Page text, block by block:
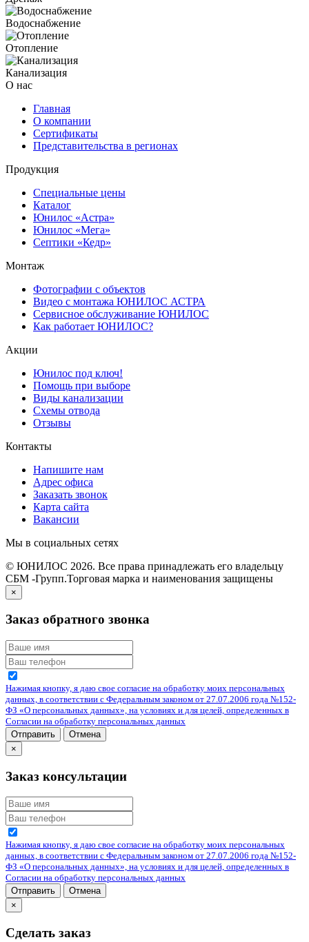
Водоснабжение
Отопление
Канализация
О нас
Главная
О компании
Сертификаты
Представительства в регионах
Продукция
Специальные цены
Каталог
Юнилос «Астра»
Юнилос «Мега»
Септики «Кедр»
Монтаж
Фотографии с объектов
Видео с монтажа ЮНИЛОС АСТРА
Сервисное обслуживание ЮНИЛОС
Как работает ЮНИЛОС?
Акции
Юнилос под ключ!
Помощь при выборе
Виды канализации
Схемы отвода
Отзывы
Контакты
Напишите нам
Адрес офиса
Заказать звонок
Карта сайта
Вакансии
Мы в социальных сетях
© ЮНИЛОС 2026. Все права принадлежать его владельцу
СБМ -Групп.Торговая марка и наименования защищены
×
Заказ обратного звонка
Нажимая кнопку, я даю свое согласие на обработку моих персональных
данных, в соответствии с Федеральным законом от 27.07.2006 года №152-
ФЗ «О персональных данных», на условиях и для целей, определенных в
Согласии на обработку персональных данных
Отправить
Отмена
×
Заказ консультации
Нажимая кнопку, я даю свое согласие на обработку моих персональных
данных, в соответствии с Федеральным законом от 27.07.2006 года №152-
ФЗ «О персональных данных», на условиях и для целей, определенных в
Согласии на обработку персональных данных
Отправить
Отмена
×
Сделать заказ